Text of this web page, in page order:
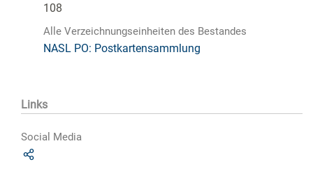
108
Alle Verzeichnungseinheiten des Bestandes
NASL PO: Postkartensammlung
Links
Social Media